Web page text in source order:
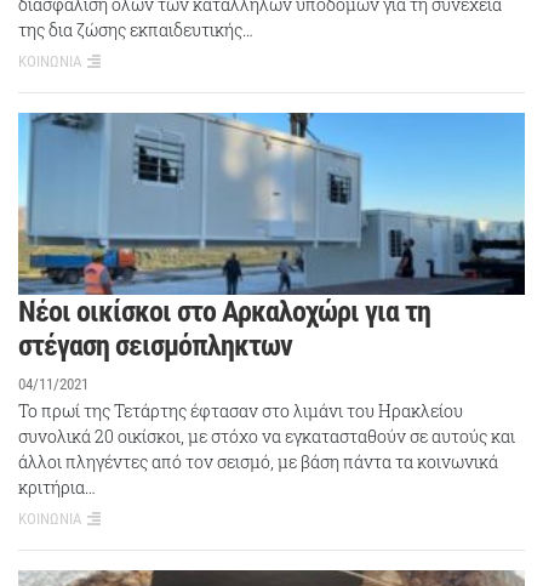
της δια ζώσης εκπαιδευτικής…
ΚΟΙΝΩΝΙΑ
Νέοι οικίσκοι στο Αρκαλοχώρι για τη
στέγαση σεισμόπληκτων
04/11/2021
Το πρωί της Τετάρτης έφτασαν στο λιμάνι του Ηρακλείου
συνολικά 20 οικίσκοι, με στόχο να εγκατασταθούν σε αυτούς και
άλλοι πληγέντες από τον σεισμό, με βάση πάντα τα κοινωνικά
κριτήρια…
ΚΟΙΝΩΝΙΑ